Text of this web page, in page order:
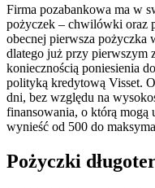
Firma pozabankowa ma w
pożyczek – chwilówki oraz
obecnej pierwsza pożyczka
dlatego już przy pierwszym
koniecznością poniesienia
polityką kredytową Visset.
dni, bez względu na
finansowania, o którą mogą
wynieść od 500 do
Pożyczki